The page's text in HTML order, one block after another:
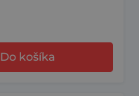
Do košíka